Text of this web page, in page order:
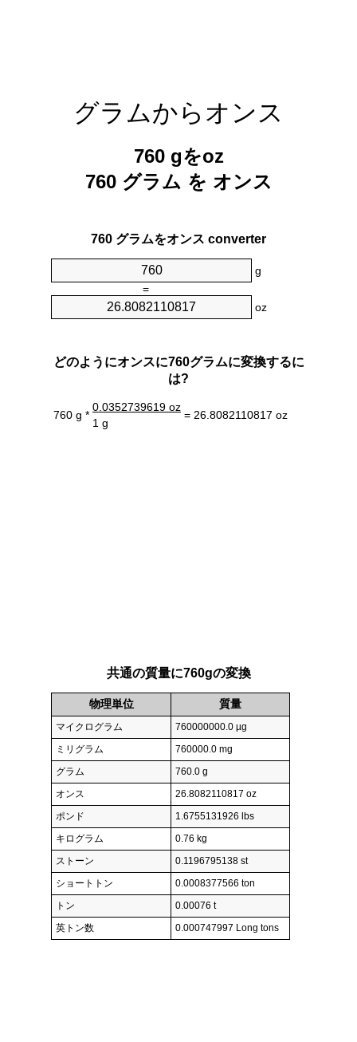
グラムからオンス
760 gをoz
760 グラム を オンス
760 グラムをオンス converter
g
=
oz
どのようにオンスに760グラムに変換するに
は?
760 g *
0.0352739619 oz
= 26.8082110817 oz
1 g
共通の質量に760gの変換
物理単位 質量
マイクログラム
760000000.0 µg
ミリグラム
760000.0 mg
グラム
760.0 g
オンス
26.8082110817 oz
ポンド
1.6755131926 lbs
キログラム
0.76 kg
ストーン
0.1196795138 st
ショートトン
0.0008377566 ton
トン
0.00076 t
英トン数
0.000747997 Long tons